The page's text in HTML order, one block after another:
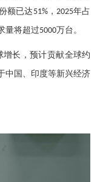
额已达 51%， 2025年占
量将超过5000万台。
增长，预计贡献全球约
中国、印度等新兴经济